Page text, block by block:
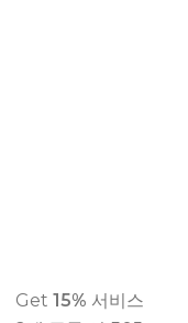
Get 15% 서비스